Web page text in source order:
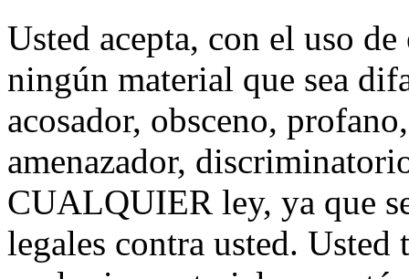
Usted acepta, con el uso
ningún material que sea
acosador, obsceno,
amenazador,
CUALQUIER ley, ya que
legales contra usted.